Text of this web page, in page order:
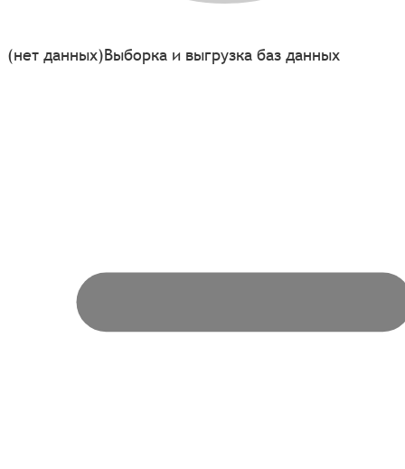
(нет данных)Выборка и выгрузка баз данных